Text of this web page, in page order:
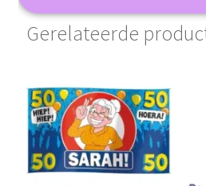
Gerelateerde